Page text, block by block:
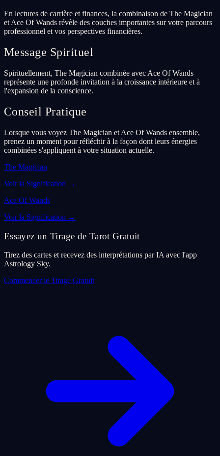
En lectures de carrière et finances, la combinaison de The Magician
et Ace Of Wands révèle des couches importantes sur votre parcours
professionnel et vos perspectives financières.
Message Spirituel
Spirituellement, The Magician combinée avec Ace Of Wands
représente une profonde invitation à la croissance intérieure et à
l'expansion de la conscience.
Conseil Pratique
Lorsque vous voyez The Magician et Ace Of Wands ensemble,
prenez un moment pour réfléchir à la façon dont leurs énergies
combinées s'appliquent à votre situation actuelle.
The Magician
Voir la Signification →
Ace Of Wands
Voir la Signification →
Essayez un Tirage de Tarot Gratuit
Tirez des cartes et recevez des interprétations par IA avec l'app
Astrology Sky.
Commencer le Tirage Gratuit